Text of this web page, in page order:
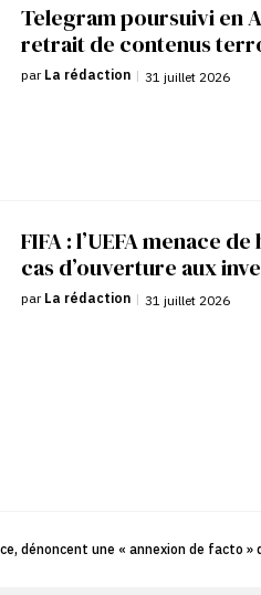
Telegram poursuivi en
retrait de contenus
par La rédaction | 31 juillet 2026
FIFA : l’UEFA menace
cas d’ouverture aux
par La rédaction | 31 juillet 2026
dénoncent une « annexion de facto »